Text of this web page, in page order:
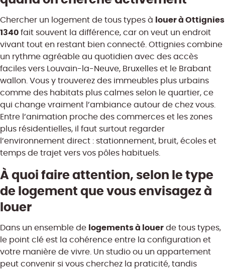
Chercher un logement de tous types à louer à Ottignies
1340 fait souvent la différence, car on veut un endroit
vivant tout en restant bien connecté. Ottignies combine
un rythme agréable au quotidien avec des accès
faciles vers Louvain-la-Neuve, Bruxelles et le Brabant
wallon. Vous y trouverez des immeubles plus urbains
comme des habitats plus calmes selon le quartier, ce
qui change vraiment l’ambiance autour de chez vous.
Entre l’animation proche des commerces et les zones
plus résidentielles, il faut surtout regarder
l’environnement direct : stationnement, bruit, écoles et
temps de trajet vers vos pôles habituels.
À quoi faire attention, selon le type
de logement que vous envisagez à
louer
Dans un ensemble de logements à louer de tous types,
le point clé est la cohérence entre la configuration et
votre manière de vivre. Un studio ou un appartement
peut convenir si vous cherchez la praticité, tandis